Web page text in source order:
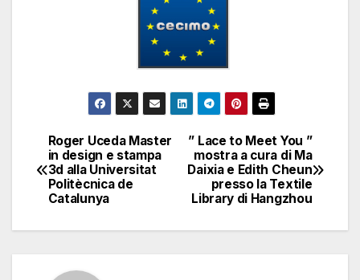
Navigazione
articoli
” Lace to Meet You ”
mostra a cura di Ma
Daixia e Edith Cheun
presso la Textile
Library di Hangzhou
Roger Uceda Master
in design e stampa
3d alla Universitat
Politècnica de
Catalunya